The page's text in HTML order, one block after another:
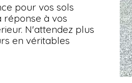
pour vos sols
réponse à vos
N'attendez plus
en véritables